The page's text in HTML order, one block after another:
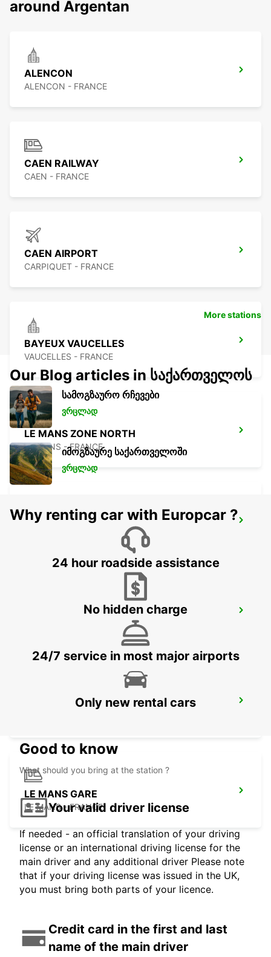
around Argentan
ALENCON
ALENCON - FRANCE
CAEN RAILWAY
CAEN - FRANCE
CAEN AIRPORT
CARPIQUET - FRANCE
BAYEUX VAUCELLES
VAUCELLES - FRANCE
LE MANS ZONE NORTH
LE MANS - FRANCE
LE HAVRE GARE MEET AND GREET
LE HAVRE VILLE
LA FERTE BERNARD
LE MANS GARE
LE MANS - FRANCE
More stations
Our Blog articles in საქართველოს
სამოგზაურო რჩევები
ვრცლად
იმოგზაურე საქართველოში
ვრცლად
Why renting car with Europcar ?
24 hour roadside assistance
No hidden charge
24/7 service in most major airports
Only new rental cars
Good to know
What should you bring at the station ?
Your valid driver license
If needed - an official translation of your driving
license or an international driving license for the
main driver and any additional driver Please note
that if your driving license was issued in the UK,
you must bring both parts of your licence.
Credit card in the first and last
name of the main driver